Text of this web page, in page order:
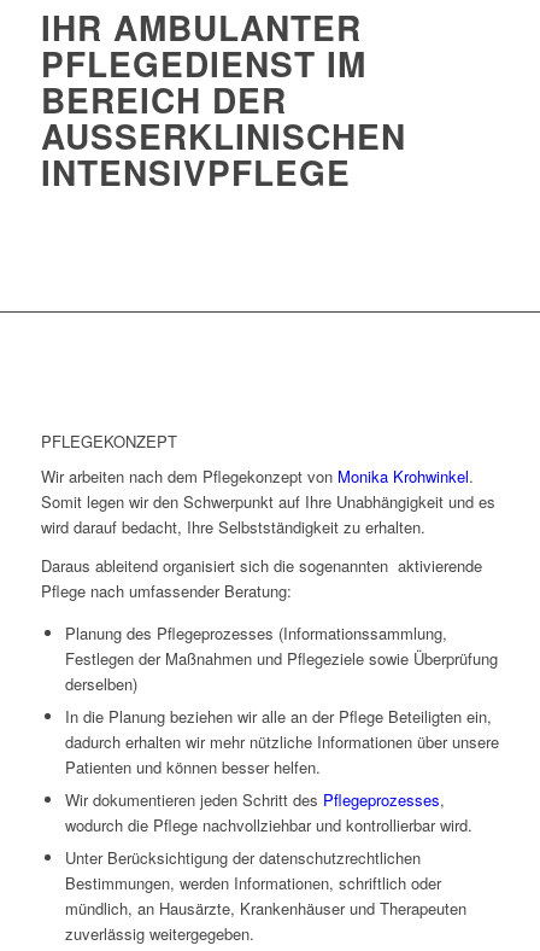
IHR AMBULANTER
PFLEGEDIENST IM
BEREICH DER
AUSSERKLINISCHEN
INTENSIVPFLEGE
PFLEGEKONZEPT
Wir arbeiten nach dem Pflegekonzept von Monika Krohwinkel.
Somit legen wir den Schwerpunkt auf Ihre Unabhängigkeit und es
wird darauf bedacht, Ihre Selbstständigkeit zu erhalten.
Daraus ableitend organisiert sich die sogenannten aktivierende
Pflege nach umfassender Beratung:
Planung des Pflegeprozesses (Informationssammlung,
Festlegen der Maßnahmen und Pflegeziele sowie Überprüfung
derselben)
In die Planung beziehen wir alle an der Pflege Beteiligten ein,
dadurch erhalten wir mehr nützliche Informationen über unsere
Patienten und können besser helfen.
Wir dokumentieren jeden Schritt des Pflegeprozesses,
wodurch die Pflege nachvollziehbar und kontrollierbar wird.
Unter Berücksichtigung der datenschutzrechtlichen
Bestimmungen, werden Informationen, schriftlich oder
mündlich, an Hausärzte, Krankenhäuser und Therapeuten
zuverlässig weitergegeben.